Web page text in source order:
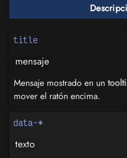
title
mensaje
Mensaje mostrado en un
mover el ratón encima.
data-*
texto